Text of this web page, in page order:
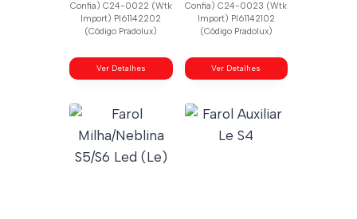
Confia) C24-0022 (Wtk
Import) Pl61142202
(Código Pradolux)
Ver Detalhes
Confia) C24-0023 (Wtk
Import) Pl61142102
(Código Pradolux)
Ver Detalhes